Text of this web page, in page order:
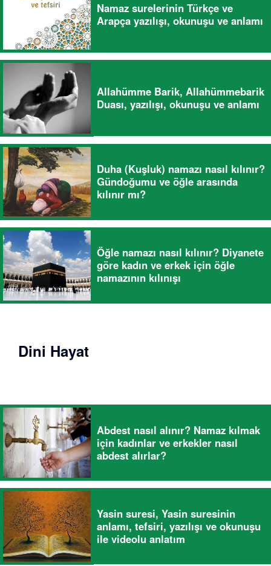
Namaz surelerinin Türkçe ve
Arapça yazılışı, okunuşu ve anlamı
Allahümme Barik, Allahümmebarik
Duası, yazılışı, okunuşu ve anlamı
Duha (Kuşluk) namazı nasıl kılınır?
Gündoğumu ve öğle arasında
kılınır mı?
Öğle namazı nasıl kılınır? Diyanete
göre kadın ve erkek için öğle
namazının kılınışı
Dini Hayat
Abdest nasıl alınır? Namaz kılmak
için kadınlar ve erkekler nasıl
abdest alırlar?
Yasin suresi, Yasin suresinin
anlamı, tefsiri, yazılışı ve okunuşu
ile videolu anlatım